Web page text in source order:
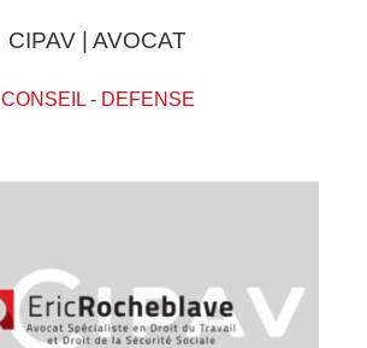
CIPAV | AVOCAT
CONSEIL- DEFENSE